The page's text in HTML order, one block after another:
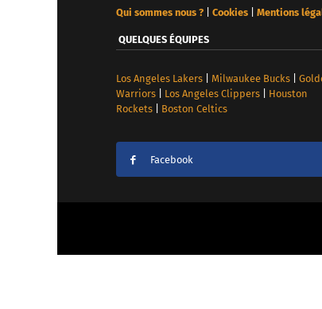
Qui sommes nous ?| Cookies| Mentions
QUELQUES ÉQUIPES
Los Angeles Lakers| Milwaukee Bucks|
Warriors| Los Angeles Clippers| Houston
Rockets| Boston Celtics
Facebook